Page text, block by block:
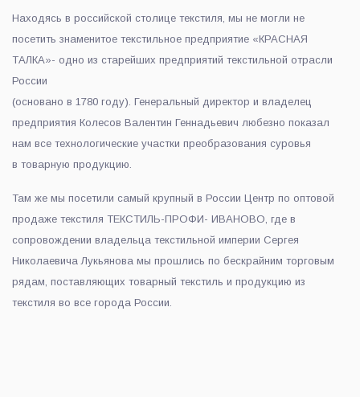
Находясь в российской столице текстиля, мы не могли не
посетить знаменитое текстильное предприятие «КРАСНАЯ
ТАЛКА»- одно из старейших предприятий текстильной отрасли
России
(основано в 1780 году). Генеральный директор и владелец
предприятия Колесов Валентин Геннадьевич любезно показал
нам все технологические участки преобразования суровья
в товарную продукцию.
Там же мы посетили самый крупный в России Центр по оптовой
продаже текстиля ТЕКСТИЛЬ-ПРОФИ- ИВАНОВО, где в
сопровождении владельца текстильной империи Сергея
Николаевича Лукьянова мы прошлись по бескрайним торговым
рядам, поставляющих товарный текстиль и продукцию из
текстиля во все города России.